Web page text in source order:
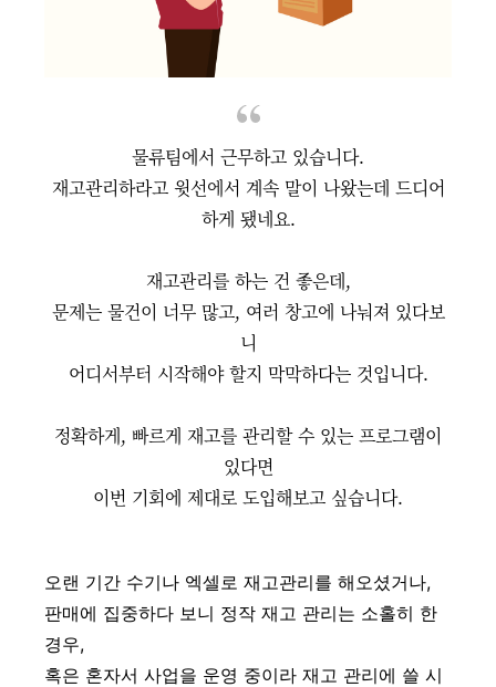
물류팀에서 근무하고 있습니다.
재고관리하라고 윗선에서 계속 말이 나왔는데 드디어
하게 됐네요.
재고관리를 하는 건 좋은데,
문제는 물건이 너무 많고, 여러 창고에 나눠져 있다보
니
어디서부터 시작해야 할지 막막하다는 것입니다.
정확하게, 빠르게 재고를 관리할 수 있는 프로그램이
있다면
이번 기회에 제대로 도입해보고 싶습니다.
오랜 기간 수기나 엑셀로 재고관리를 해오셨거나,
판매에 집중하다 보니 정작 재고 관리는 소홀히 한
경우,
혹은 혼자서 사업을 운영 중이라 재고 관리에 쓸 시